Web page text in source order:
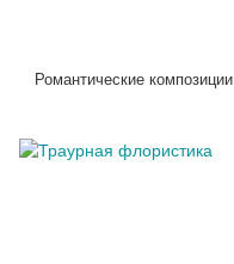
Романтические композиции